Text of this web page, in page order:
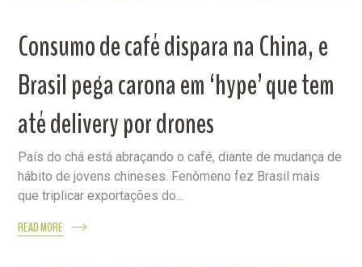
Consumo de café dispara na China, e
Brasil pega carona em ‘hype’ que tem
até delivery por drones
País do chá está abraçando o café, diante de mudança de
hábito de jovens chineses. Fenômeno fez Brasil mais
que triplicar exportações do...
READ MORE